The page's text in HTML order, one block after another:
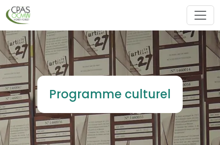
Aller au contenu principal
Programme culturel